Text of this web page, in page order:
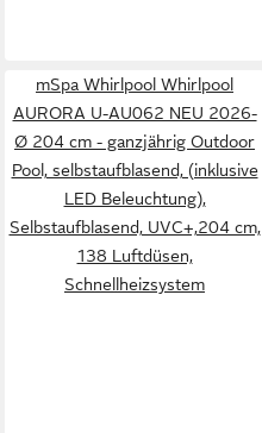
mSpa Whirlpool Whirlpool
AURORA U-AU062 NEU 2026-
Ø 204 cm - ganzjährig Outdoor
Pool, selbstaufblasend, (inklusive
LED Beleuchtung),
Selbstaufblasend, UVC+,204 cm,
138 Luftdüsen,
Schnellheizsystem